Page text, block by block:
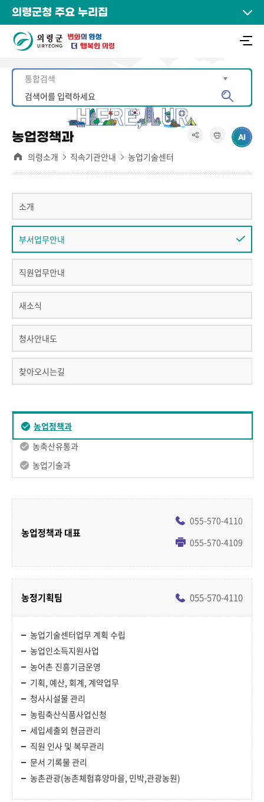
의령군청 주요 누리집
농업정책과
의령소개 직속기관안내 농업기술센터
소개
부서업무안내
직원업무안내
새소식
청사안내도
찾아오시는길
농업정책과
농축산유통과
농업기술과
농업정책과 대표
055-570-4110
055-570-4109
농정기획팀 055-570-4110
농업기술센터업무 계획 수립
농업인소득지원사업
농어촌 진흥기금운영
기획, 예산, 회계, 계약업무
청사시설물 관리
농림축산식품사업신청
세입세출외 현금관리
직원 인사 및 복무관리
문서 기록물 관리
농촌관광(농촌체험휴양마을, 민박,관광농원)